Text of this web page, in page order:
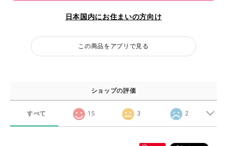
日本国内にお住まいの方向け
この商品をアプリで見る
ショップの評価
すべて 15 3 2